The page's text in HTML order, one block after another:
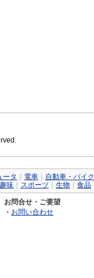
ータ 電車 自動車・バイク
趣味 スポーツ 生物 食品
お問合せ・ご要望
・ お問い合わせ